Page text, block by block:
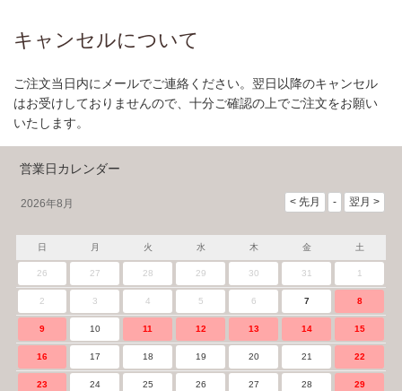
キャンセルについて
ご注文当日内にメールでご連絡ください。翌日以降のキャンセル
はお受けしておりませんので、十分ご確認の上でご注文をお願い
いたします。
営業日カレンダー
2026年8月
日 月 火 水 木 金 土
26 27 28 29 30 31 1
2 3 4 5 6 7 8
9 10 11 12 13 14 15
16 17 18 19 20 21 22
23 24 25 26 27 28 29